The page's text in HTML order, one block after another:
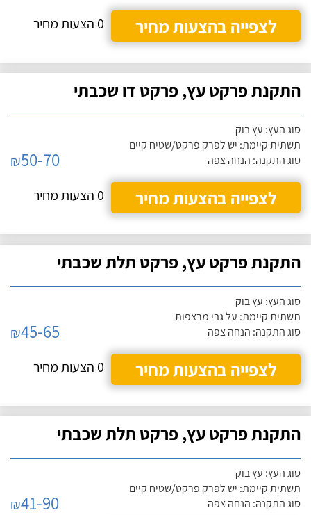
לצפייה בהצעות מחיר
0 הצעות מחיר
התקנת פרקט עץ, פרקט דו שכבתי
סוג העץ: עץ בוק
תשתית קיימת: יש לפרק פרקט/שטיח קיים
סוג התקנה: הנחה צפה
₪50-70
לצפייה בהצעות מחיר
0 הצעות מחיר
התקנת פרקט עץ, פרקט תלת שכבתי
סוג העץ: עץ בוק
תשתית קיימת: על גבי מרצפות
סוג התקנה: הנחה צפה
₪45-65
לצפייה בהצעות מחיר
0 הצעות מחיר
התקנת פרקט עץ, פרקט תלת שכבתי
סוג העץ: עץ בוק
תשתית קיימת: יש לפרק פרקט/שטיח קיים
סוג התקנה: הנחה צפה
₪41-90